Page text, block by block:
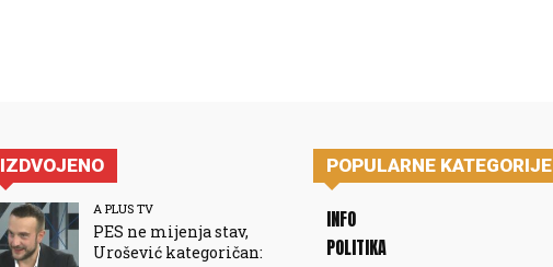
IZDVOJENO
A PLUS TV
PES ne mijenja stav,
Urošević kategoričan:
POPULARNE KATEGORIJE
INFO
POLITIKA